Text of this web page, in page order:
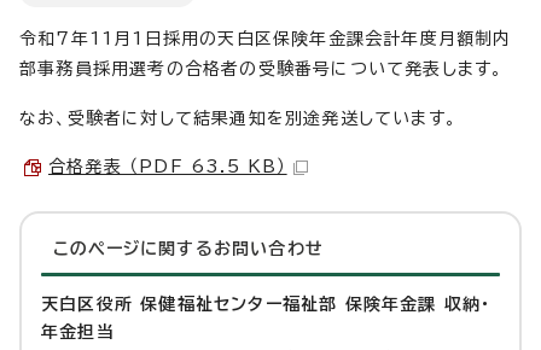
令和7年11月1日採用の天白区保険年金課会計年度月額制内
部事務員採用選考の合格者の受験番号について発表します。
なお、受験者に対して結果通知を別途発送しています。
合格発表 （PDF 63.5 KB）
このページに関する お問い合わせ
天白区役所 保健福祉センター福祉部 保険年金課 収納・
年金担当